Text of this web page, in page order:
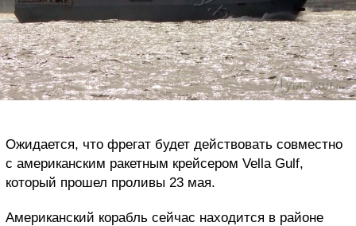
Ожидается, что фрегат будет действовать совместно
с американским ракетным крейсером Vella Gulf,
который прошел проливы 23 мая.
Американский корабль сейчас находится в районе